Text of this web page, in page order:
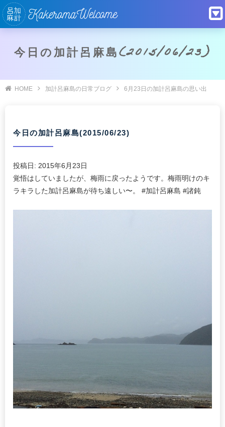
今日の加計呂麻島(2015/06/23)
HOME 加計呂麻島の日常ブログ 6月23日の加計呂麻島の思い出
今日の加計呂麻島(2015/06/23)
投稿日: 2015年6月23日
覚悟はしていましたが、梅雨に戻ったようです。梅雨明けのキ
ラキラした加計呂麻島が待ち遠しい〜。 #加計呂麻島 #諸鈍